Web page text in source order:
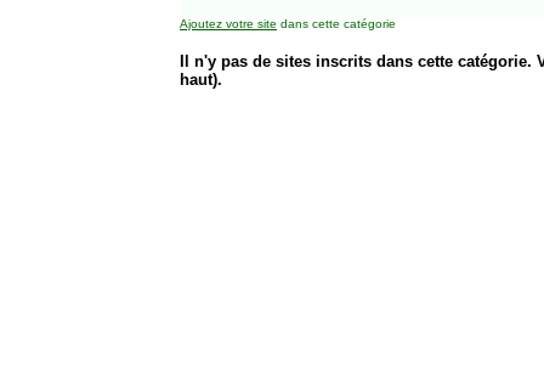
Ajoutez votre site dans cette catégorie
Il n'y pas de sites inscrits dans cette
haut).